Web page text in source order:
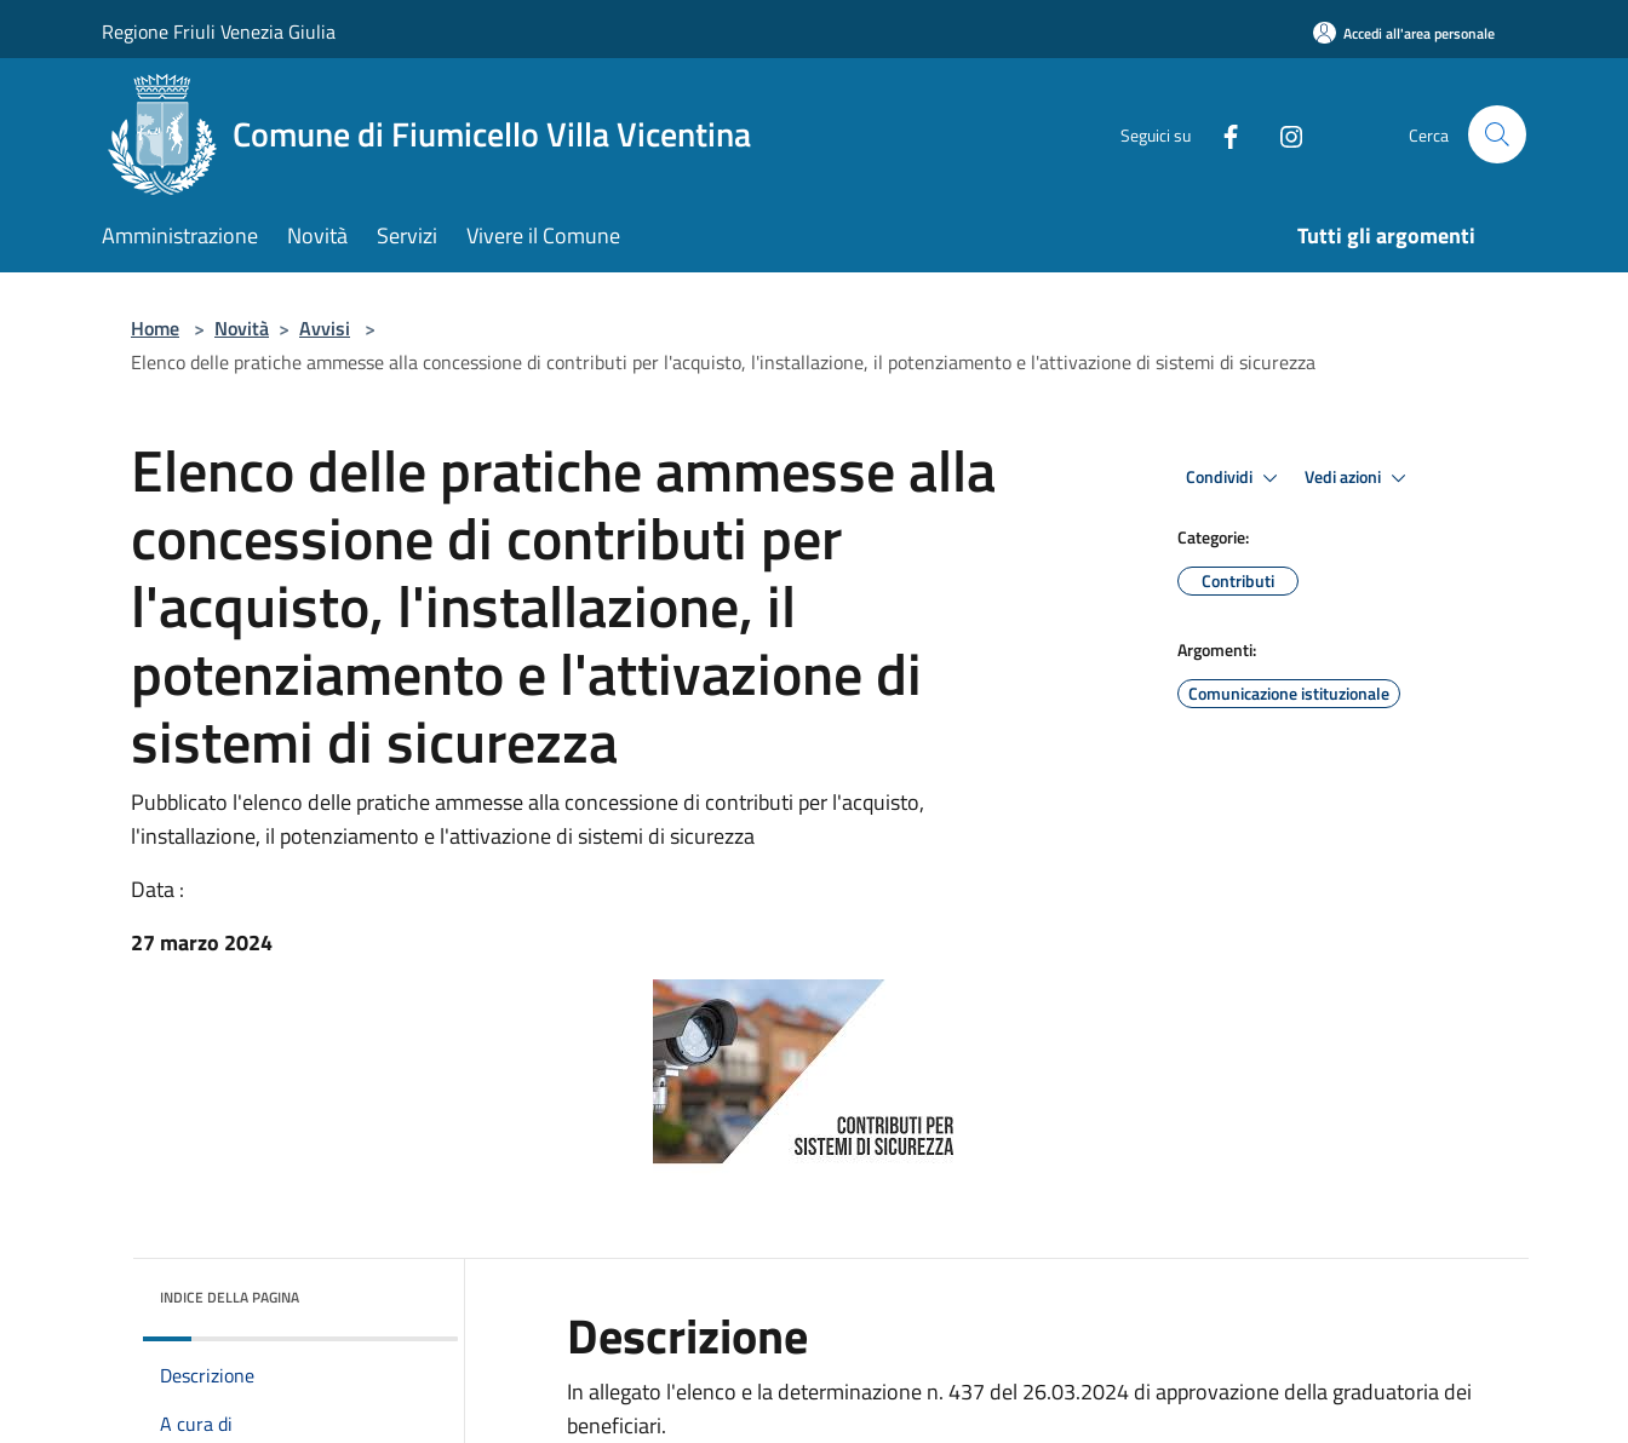
Regione Friuli Venezia Giulia Accedi all'area personale
Comune di Fiumicello Villa Vicentina Seguici su Cerca
Amministrazione Novità Servizi Vivere il Comune Tutti gli argomenti
Home > Novità > Avvisi >
Elenco delle pratiche ammesse alla concessione di contributi per l'acquisto, l'installazione, il potenziamento e l'attivazione di sistemi di sicurezza
Elenco delle pratiche ammesse alla
concessione di contributi per
l'acquisto, l'installazione, il
potenziamento e l'attivazione di
sistemi di sicurezza
Pubblicato l'elenco delle pratiche ammesse alla concessione di contributi per l'acquisto,
l'installazione, il potenziamento e l'attivazione di sistemi di sicurezza
Data :
27 marzo 2024
Condividi Vedi azioni
Categorie:
Contributi
Argomenti:
Comunicazione istituzionale
INDICE DELLA PAGINA
Descrizione
A cura di
Descrizione
In allegato l'elenco e la determinazione n. 437 del 26.03.2024 di approvazione della graduatoria dei
beneficiari.